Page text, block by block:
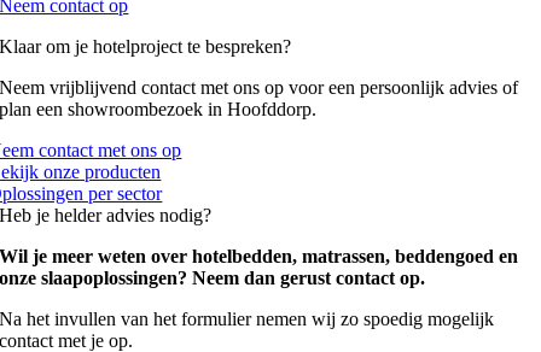
Neem contact op
Klaar om je hotelproject te bespreken?
Neem vrijblijvend contact met ons op voor een persoonlijk advies of
plan een showroombezoek in Hoofddorp.
contact met ons op
onze producten
per sector
Heb je helder advies nodig?
Wil je meer weten over hotelbedden, matrassen, beddengoed en
onze slaapoplossingen? Neem dan gerust contact op.
Na het invullen van het formulier nemen wij zo spoedig mogelijk
contact met je op.